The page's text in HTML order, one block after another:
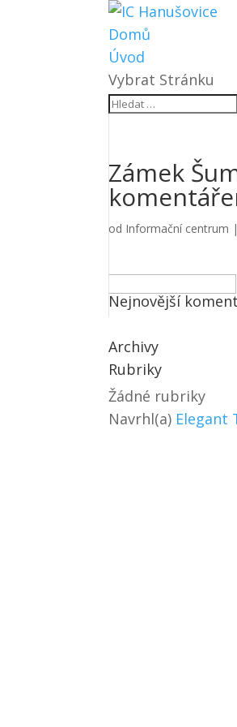
Domů
Úvod
Vybrat Stránku
Zámek
od Informační centrum |
Vyhledávání
Nejnovější
Archivy
Rubriky
Žádné rubriky
Navrhl(a) Elegant